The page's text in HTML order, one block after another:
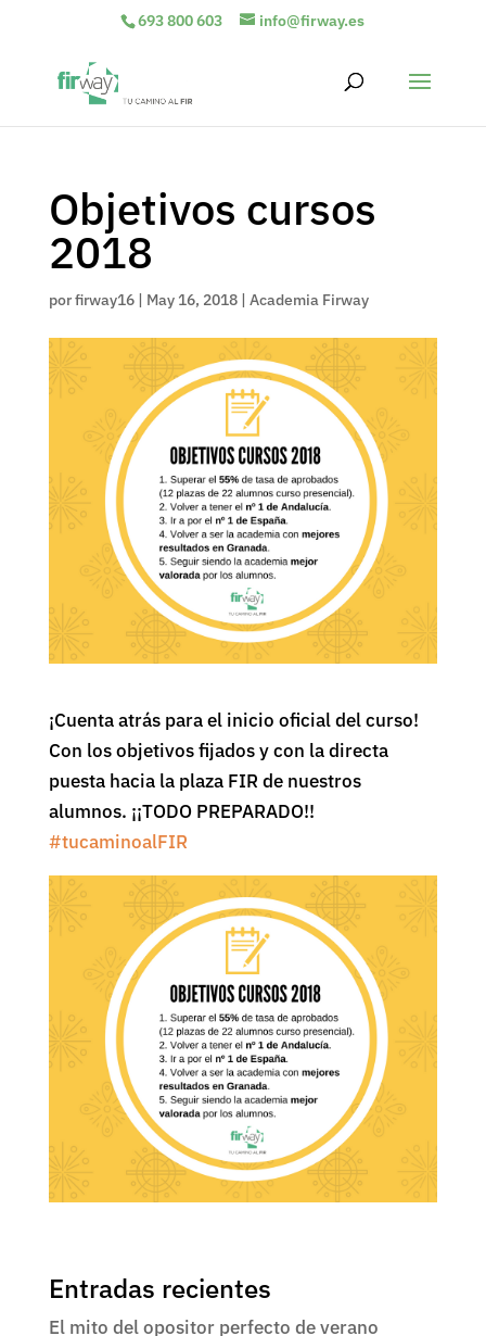
693 800 603 info@firway.es
Objetivos cursos
2018
porfirway16| May 16, 2018| Academia Firway
¡Cuenta atrás para el inicio oficial del curso!
Con los objetivos fijados y con la directa
puesta hacia la plaza FIR de nuestros
alumnos. ¡¡TODO PREPARADO!!
#tucaminoalFIR
Entradas recientes
El mito del opositor perfecto de verano